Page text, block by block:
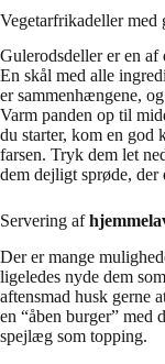
Vegetarfrikadeller med
Gulerodsdeller er en af
En skål med alle
er sammenhængene,
Varm panden op til
du starter, kom en god
farsen. Tryk dem let
dem dejligt sprøde,
Servering af
Der er mange
ligeledes nyde dem
aftensmad husk gerne
en “åben burger” med
spejlæg som topping.